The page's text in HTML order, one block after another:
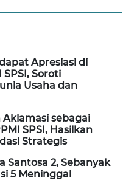
Apresiasi di
SPSI, Soroti
Usaha dan
sebagai
SPSI, Hasilkan
Strategis
Santosa 2, Sebanyak
5 Meninggal